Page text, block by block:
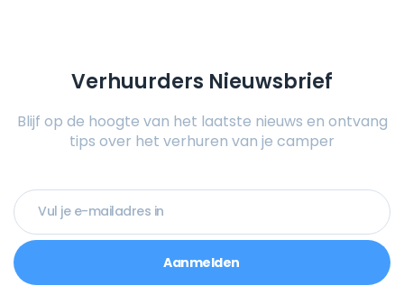
Verhuurders Nieuwsbrief
Blijf op de hoogte van het laatste nieuws en ontvang
tips over het verhuren van je camper
Aanmelden